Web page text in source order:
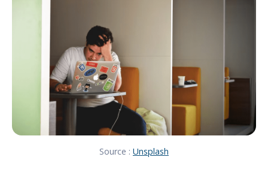
Source : Unsplash